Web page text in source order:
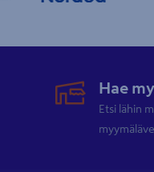
Hae
Etsi lähin